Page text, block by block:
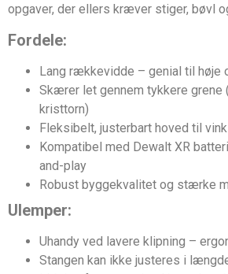
opgaver, der ellers kræver stiger, bøvl
Fordele:
Lang rækkevidde – genial til høje
Skærer let gennem tykkere
kristtorn)
Fleksibelt, justerbart hoved til
Kompatibel med Dewalt XR
and-play
Robust byggekvalitet og stærke
Ulemper:
Uhandy ved lavere klipning –
Stangen kan ikke justeres i